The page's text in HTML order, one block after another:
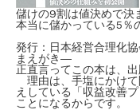
儲けの9割は値決めで決
本当に儲かっている5％
発行：日本経営合理化協
まえがき―
正直言ってこの本は、
理由は、手塩にかけて
えしている「収益改善
ことになるからです。